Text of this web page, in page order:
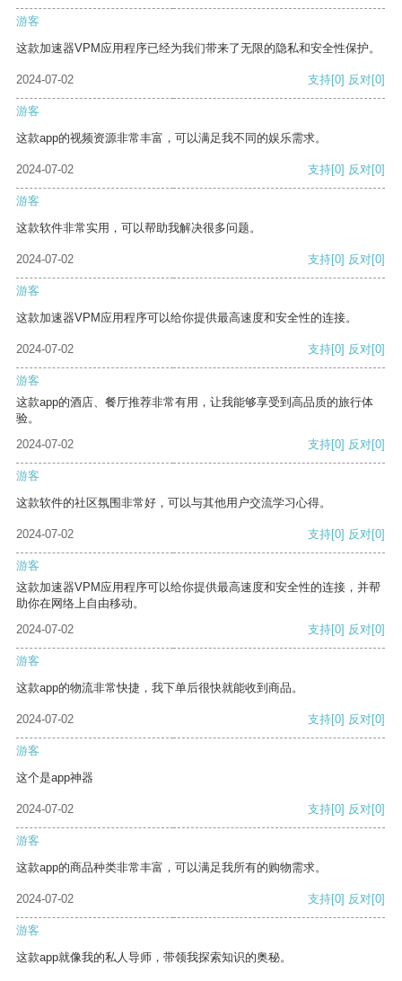
游客
这款加速器VPM应用程序已经为我们带来了无限的隐私和安全性保护。
2024-07-02 支持[0] 反对[0]
游客
这款app的视频资源非常丰富，可以满足我不同的娱乐需求。
2024-07-02 支持[0] 反对[0]
游客
这款软件非常实用，可以帮助我解决很多问题。
2024-07-02 支持[0] 反对[0]
游客
这款加速器VPM应用程序可以给你提供最高速度和安全性的连接。
2024-07-02 支持[0] 反对[0]
游客
这款app的酒店、餐厅推荐非常有用，让我能够享受到高品质的旅行体
验。
2024-07-02
支持[0] 反对[0]
游客
这款软件的社区氛围非常好，可以与其他用户交流学习心得。
2024-07-02 支持[0] 反对[0]
游客
这款加速器VPM应用程序可以给你提供最高速度和安全性的连接，并帮
助你在网络上自由移动。
2024-07-02
支持[0] 反对[0]
游客
这款app的物流非常快捷，我下单后很快就能收到商品。
2024-07-02 支持[0] 反对[0]
游客
这个是app神器
2024-07-02 支持[0] 反对[0]
游客
这款app的商品种类非常丰富，可以满足我所有的购物需求。
2024-07-02 支持[0] 反对[0]
游客
这款app就像我的私人导师，带领我探索知识的奥秘。